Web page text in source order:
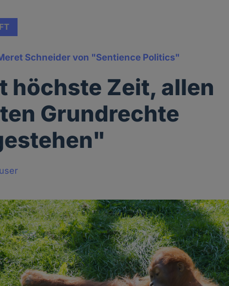
Schneider von "Sentience Politics"
höchste Zeit, allen
Grundrechte